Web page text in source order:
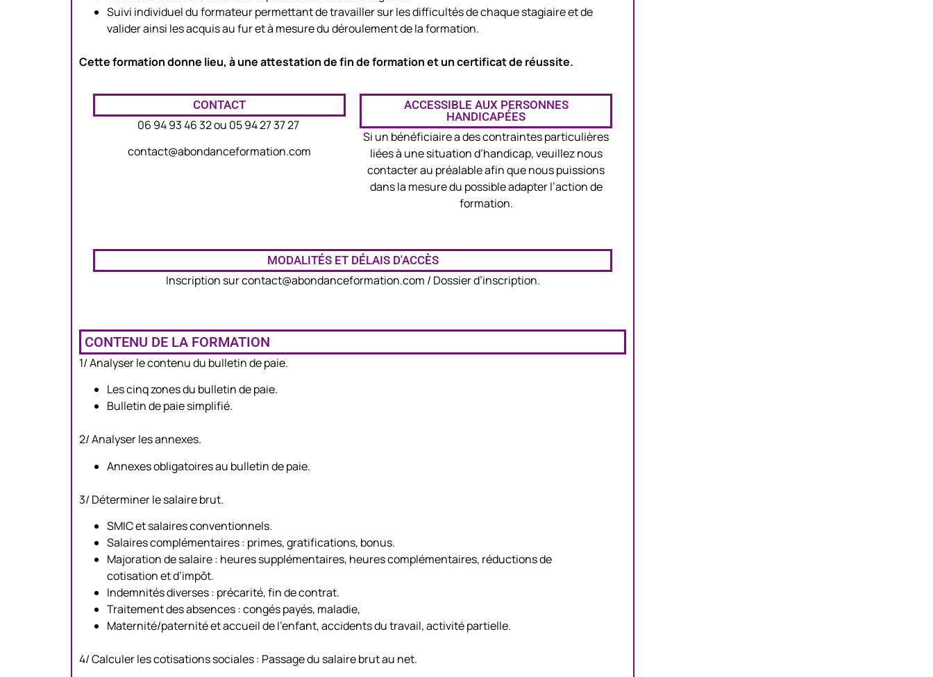
Suivi individuel du formateur permettant de travailler sur les difficultés de chaque stagiaire et de
valider ainsi les acquis au fur et à mesure du déroulement de la formation.
Cette formation donne lieu, à une attestation de fin de formation et un certificat de réussite.
CONTACT
06 94 93 46 32 ou 05 94 27 37 27
contact@abondanceformation.com
ACCESSIBLE AUX PERSONNES
HANDICAPÉES
Si un bénéficiaire a des contraintes particulières
liées à une situation d’handicap, veuillez nous
contacter au préalable afin que nous puissions
dans la mesure du possible adapter l’action de
formation.
MODALITÉS ET DÉLAIS D'ACCÈS
Inscription sur contact@abondanceformation.com / Dossier d’inscription.
CONTENU DE LA FORMATION
1/ Analyser le contenu du bulletin de paie.
Les cinq zones du bulletin de paie.
Bulletin de paie simplifié.
2/ Analyser les annexes.
Annexes obligatoires au bulletin de paie.
3/ Déterminer le salaire brut.
SMIC et salaires conventionnels.
Salaires complémentaires : primes, gratifications, bonus.
Majoration de salaire : heures supplémentaires, heures complémentaires, réductions de
cotisation et d’impôt.
Indemnités diverses : précarité, fin de contrat.
Traitement des absences : congés payés, maladie,
Maternité/paternité et accueil de l’enfant, accidents du travail, activité partielle.
4/ Calculer les cotisations sociales : Passage du salaire brut au net.